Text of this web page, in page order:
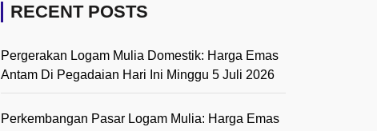
RECENT POSTS
Pergerakan Logam Mulia Domestik: Harga Emas
Antam Di Pegadaian Hari Ini Minggu 5 Juli 2026
Perkembangan Pasar Logam Mulia: Harga Emas